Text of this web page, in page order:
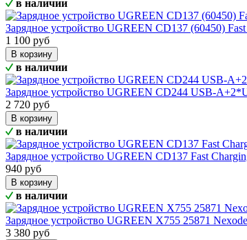
в наличии
Зарядное устройство UGREEN CD137 (60450)
1 100 руб
В корзину
в наличии
Зарядное устройство UGREEN CD244 USB-
2 720 руб
В корзину
в наличии
Зарядное устройство UGREEN CD137 Fast
940 руб
В корзину
в наличии
Зарядное устройство UGREEN X755 25871
3 380 руб